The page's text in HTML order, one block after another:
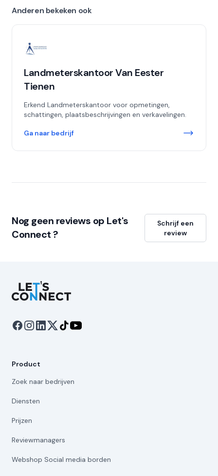
Anderen bekeken ook
Landmeterskantoor Van Eester
Tienen
Erkend Landmeterskantoor voor opmetingen,
schattingen, plaatsbeschrijvingen en verkavelingen.
Ga naar bedrijf
Nog geen reviews op Let's
Connect ?
Schrijf een
review
Let's Connect
Product
Zoek naar bedrijven
Diensten
Prijzen
Reviewmanagers
Webshop Social media borden